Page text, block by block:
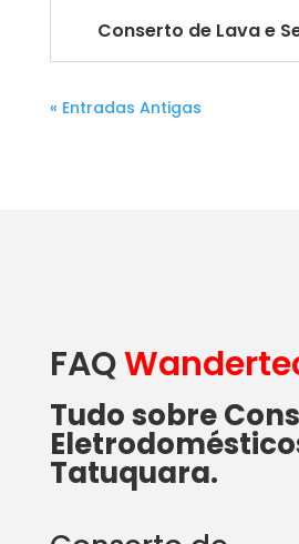
Conserto de Lava e
« Entradas Antigas
FAQ
Tudo sobre
Tatuquara.